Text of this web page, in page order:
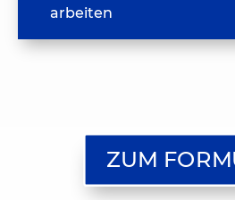
arbeiten
ZUM